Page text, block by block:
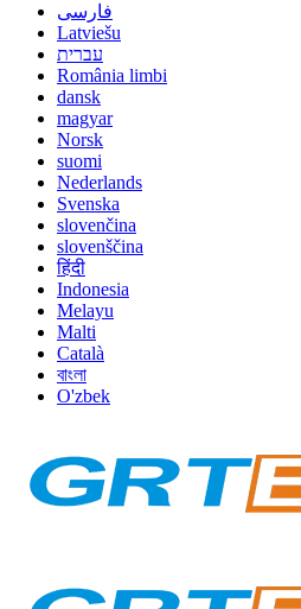
فارسی
Latviešu
עברית
România limbi
dansk
magyar
Norsk
suomi
Nederlands
Svenska
slovenčina
slovenščina
हिंदी
Indonesia
Melayu
Malti
Català
বাংলা
O'zbek